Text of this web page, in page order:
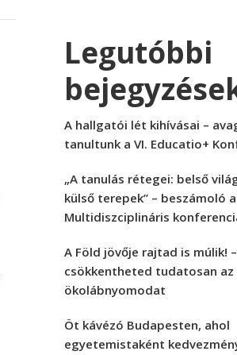
Legutóbbi
A hallgatói lét kihívásai –
tanultunk a VI. Educatio+
„A tanulás rétegei: belső
külső terepek” – beszámoló a
Multidiszciplináris
A Föld jövője rajtad is múlik!
csökkentheted tudatosan az
ökolábnyomodat
Öt kávézó Budapesten, ahol
egyetemistaként